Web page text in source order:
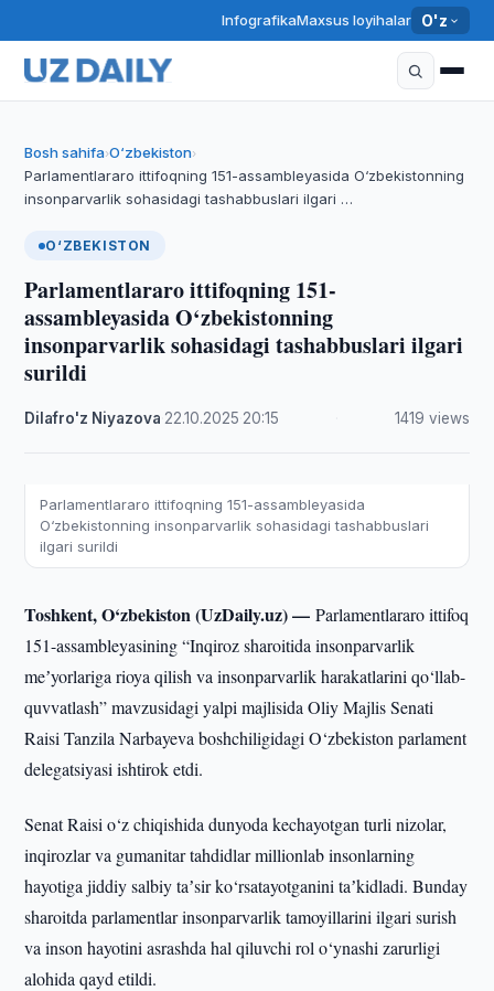
InfografikaMaxsus loyihalar O'z
Bosh sahifa›O‘zbekiston›
Parlamentlararo ittifoqning 151-assambleyasida O‘zbekistonning
insonparvarlik sohasidagi tashabbuslari ilgari …
O‘ZBEKISTON
Parlamentlararo ittifoqning 151-
assambleyasida O‘zbekistonning
insonparvarlik sohasidagi tashabbuslari ilgari
surildi
Dilafro'z Niyazova 22.10.2025 20:15 1419 views
Parlamentlararo ittifoqning 151-assambleyasida
O‘zbekistonning insonparvarlik sohasidagi tashabbuslari
ilgari surildi
Toshkent, O‘zbekiston (UzDaily.uz) —Parlamentlararo ittifoq
151-assambleyasining “Inqiroz sharoitida insonparvarlik
meʼyorlariga rioya qilish va insonparvarlik harakatlarini qo‘llab-
quvvatlash” mavzusidagi yalpi majlisida Oliy Majlis Senati
Raisi Tanzila Narbayeva boshchiligidagi O‘zbekiston parlament
delegatsiyasi ishtirok etdi.
Senat Raisi o‘z chiqishida dunyoda kechayotgan turli nizolar,
inqirozlar va gumanitar tahdidlar millionlab insonlarning
hayotiga jiddiy salbiy taʼsir ko‘rsatayotganini taʼkidladi. Bunday
sharoitda parlamentlar insonparvarlik tamoyillarini ilgari surish
va inson hayotini asrashda hal qiluvchi rol o‘ynashi zarurligi
alohida qayd etildi.